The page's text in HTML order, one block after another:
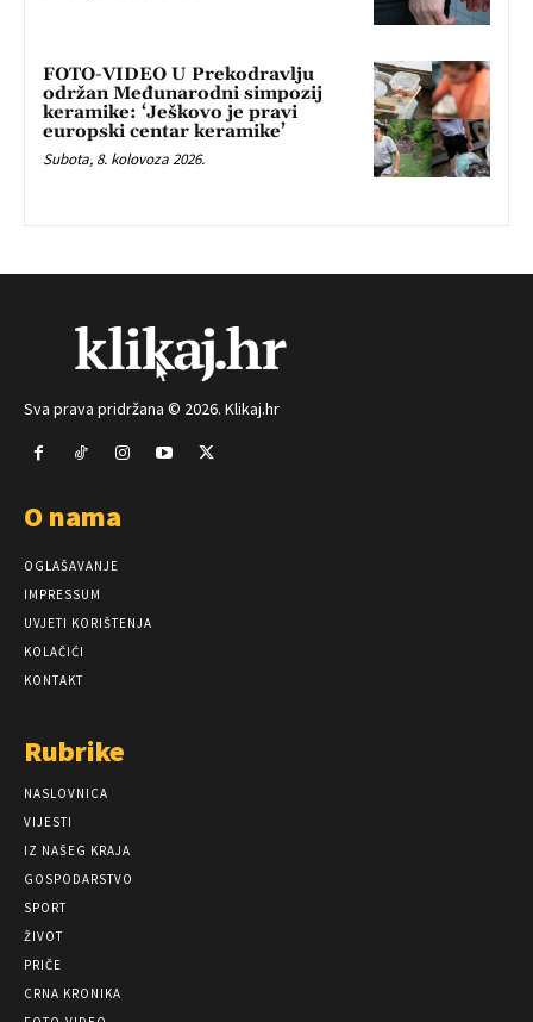
FOTO-VIDEO U Prekodravlju
održan Međunarodni simpozij
keramike: ‘Ješkovo je pravi
europski centar keramike’
Subota, 8. kolovoza 2026.
Sva prava pridržana © 2026. Klikaj.hr
O nama
OGLAŠAVANJE
IMPRESSUM
UVJETI KORIŠTENJA
KOLAČIĆI
KONTAKT
Rubrike
NASLOVNICA
VIJESTI
IZ NAŠEG KRAJA
GOSPODARSTVO
SPORT
ŽIVOT
PRIČE
CRNA KRONIKA